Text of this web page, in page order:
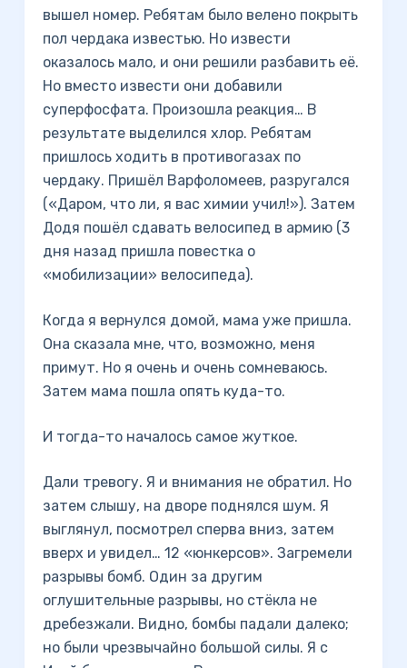
вышел номер. Ребятам было велено покрыть
пол чердака известью. Но извести
оказалось мало, и они решили разбавить её.
Но вместо извести они добавили
суперфосфата. Произошла реакция… В
результате выделился хлор. Ребятам
пришлось ходить в противогазах по
чердаку. Пришёл Варфоломеев, разругался
(«Даром, что ли, я вас химии учил!»). Затем
Додя пошёл сдавать велосипед в армию (3
дня назад пришла повестка о
«мобилизации» велосипеда).
Когда я вернулся домой, мама уже пришла.
Она сказала мне, что, возможно, меня
примут. Но я очень и очень сомневаюсь.
Затем мама пошла опять куда-то.
И тогда-то началось самое жуткое.
Дали тревогу. Я и внимания не обратил. Но
затем слышу, на дворе поднялся шум. Я
выглянул, посмотрел сперва вниз, затем
вверх и увидел… 12 «юнкерсов». Загремели
разрывы бомб. Один за другим
оглушительные разрывы, но стёкла не
дребезжали. Видно, бомбы падали далеко;
но были чрезвычайно большой силы. Я с